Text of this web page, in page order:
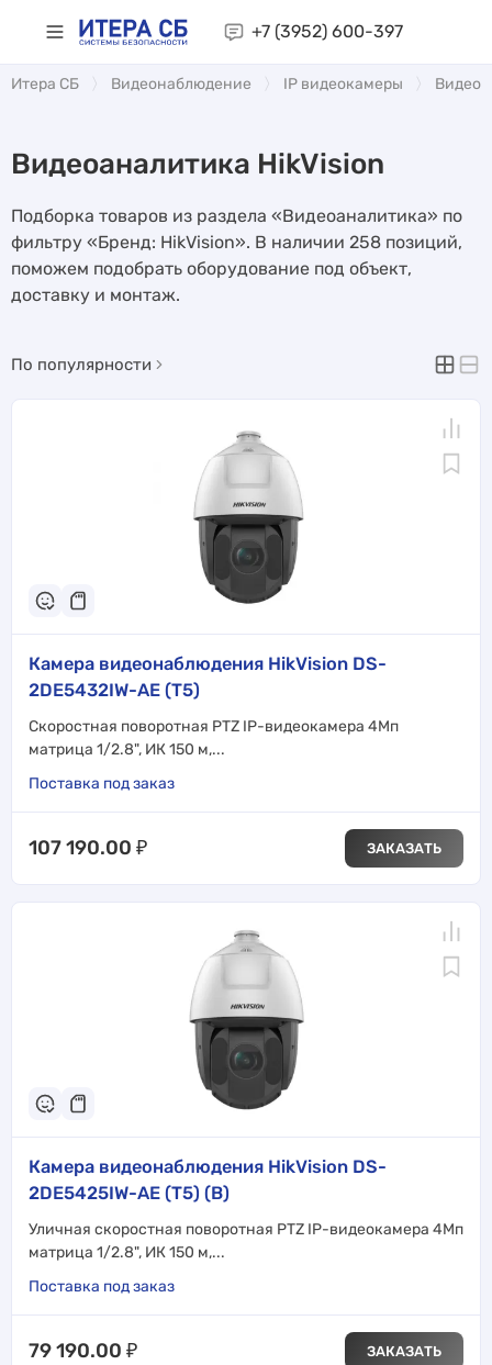
+7 (3952) 600-397
Итера СБ Видеонаблюдение IP видеокамеры
Видеоаналитика HikVision
Подборка товаров из раздела «Видеоаналитика» по
фильтру «Бренд: HikVision». В наличии 258 позиций,
поможем подобрать оборудование под объект,
доставку и монтаж.
По популярности
Камера видеонаблюдения HikVision DS-
2DE5432IW-AE (T5)
Скоростная поворотная PTZ IP-видеокамера 4Мп
матрица 1/2.8", ИК 150 м,...
Поставка под заказ
107 190.00 ₽ ЗАКАЗАТЬ
Камера видеонаблюдения HikVision DS-
2DE5425IW-AE (T5) (B)
Уличная скоростная поворотная PTZ IP-видеокамера 4Мп
матрица 1/2.8", ИК 150 м,...
Поставка под заказ
79 190.00 ₽ ЗАКАЗАТЬ